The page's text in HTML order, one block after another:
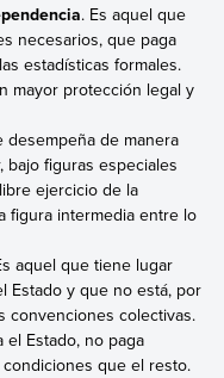
. Es aquel que
necesarios, que paga
estadísticas formales.
mayor protección legal y
desempeña de manera
figuras especiales
ejercicio de la
figura intermedia entre lo
aquel que tiene lugar
Estado y que no está, por
convenciones colectivas.
Estado, no paga
que el resto.